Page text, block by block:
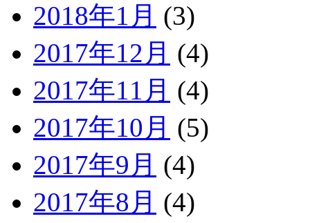
2018年1月 (3)
2017年12月 (4)
2017年11月 (4)
2017年10月 (5)
2017年9月 (4)
2017年8月 (4)